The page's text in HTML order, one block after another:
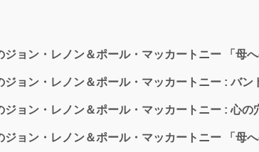
ジョン・レノン＆ポール・マッカートニー 「母へ
ジョン・レノン＆ポール・マッカートニー : バン
ジョン・レノン＆ポール・マッカートニー : 心の
ジョン・レノン＆ポール・マッカートニー 「母